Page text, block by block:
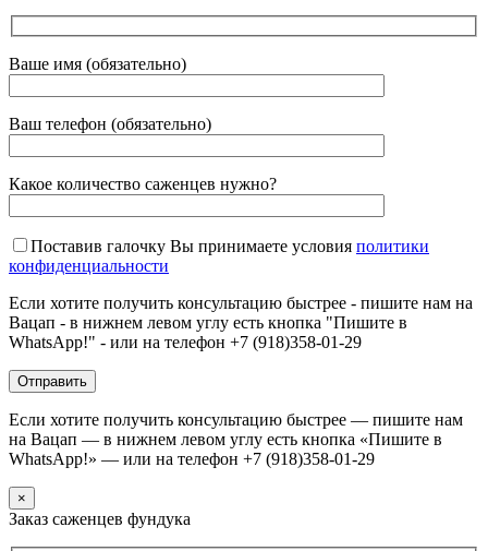
Ваше имя (обязательно)
Ваш телефон (обязательно)
Какое количество саженцев нужно?
Поставив галочку Вы принимаете условия политики
конфиденциальности
Если хотите получить консультацию быстрее - пишите нам на
Вацап - в нижнем левом углу есть кнопка "Пишите в
WhatsApp!" - или на телефон +7 (918)358-01-29
Если хотите получить консультацию быстрее — пишите нам
на Вацап — в нижнем левом углу есть кнопка «Пишите в
WhatsApp!» — или на телефон +7 (918)358-01-29
×
Заказ саженцев фундука